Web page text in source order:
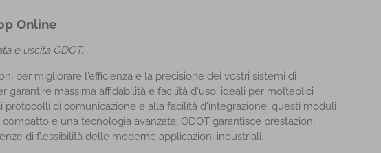
Online
e uscita ODOT.
per migliorare l'efficienza e la precisione dei vostri sistemi di
massima affidabilità e facilità d'uso, ideali per molteplici
di comunicazione e alla facilità d'integrazione, questi moduli
e una tecnologia avanzata, ODOT garantisce prestazioni
di flessibilità delle moderne applicazioni industriali.